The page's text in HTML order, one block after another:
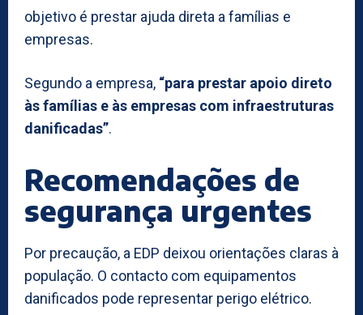
objetivo é prestar ajuda direta a famílias e
empresas.
Segundo a empresa, “para prestar apoio direto
às famílias e às empresas com infraestruturas
danificadas”.
Recomendações de
segurança urgentes
Por precaução, a EDP deixou orientações claras à
população. O contacto com equipamentos
danificados pode representar perigo elétrico.